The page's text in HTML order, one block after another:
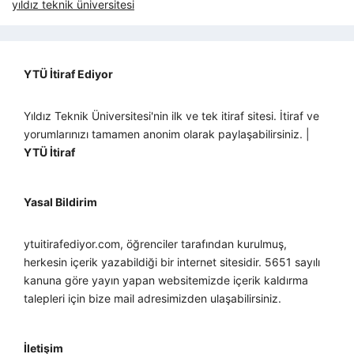
yıldız teknik üniversitesi
YTÜ İtiraf Ediyor
Yıldız Teknik Üniversitesi'nin ilk ve tek itiraf sitesi. İtiraf ve
yorumlarınızı tamamen anonim olarak paylaşabilirsiniz. |
YTÜ İtiraf
Yasal Bildirim
ytuitirafediyor.com, öğrenciler tarafından kurulmuş,
herkesin içerik yazabildiği bir internet sitesidir. 5651 sayılı
kanuna göre yayın yapan websitemizde içerik kaldırma
talepleri için bize mail adresimizden ulaşabilirsiniz.
İletişim